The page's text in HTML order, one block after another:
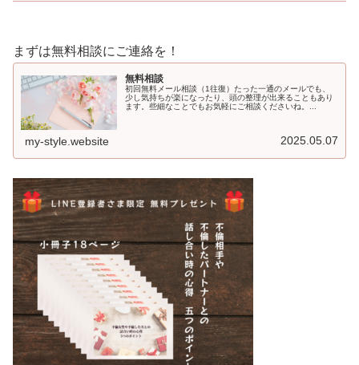
まずは無料相談にご連絡を！
無料相談
初回無料メール相談（1往復）たった一通のメールでも、
少し気持ちが楽になったり、頭の整理が出来ることもあり
ます。些細なことでもお気軽にご相談くださいね。...
my-style.website 2025.05.07